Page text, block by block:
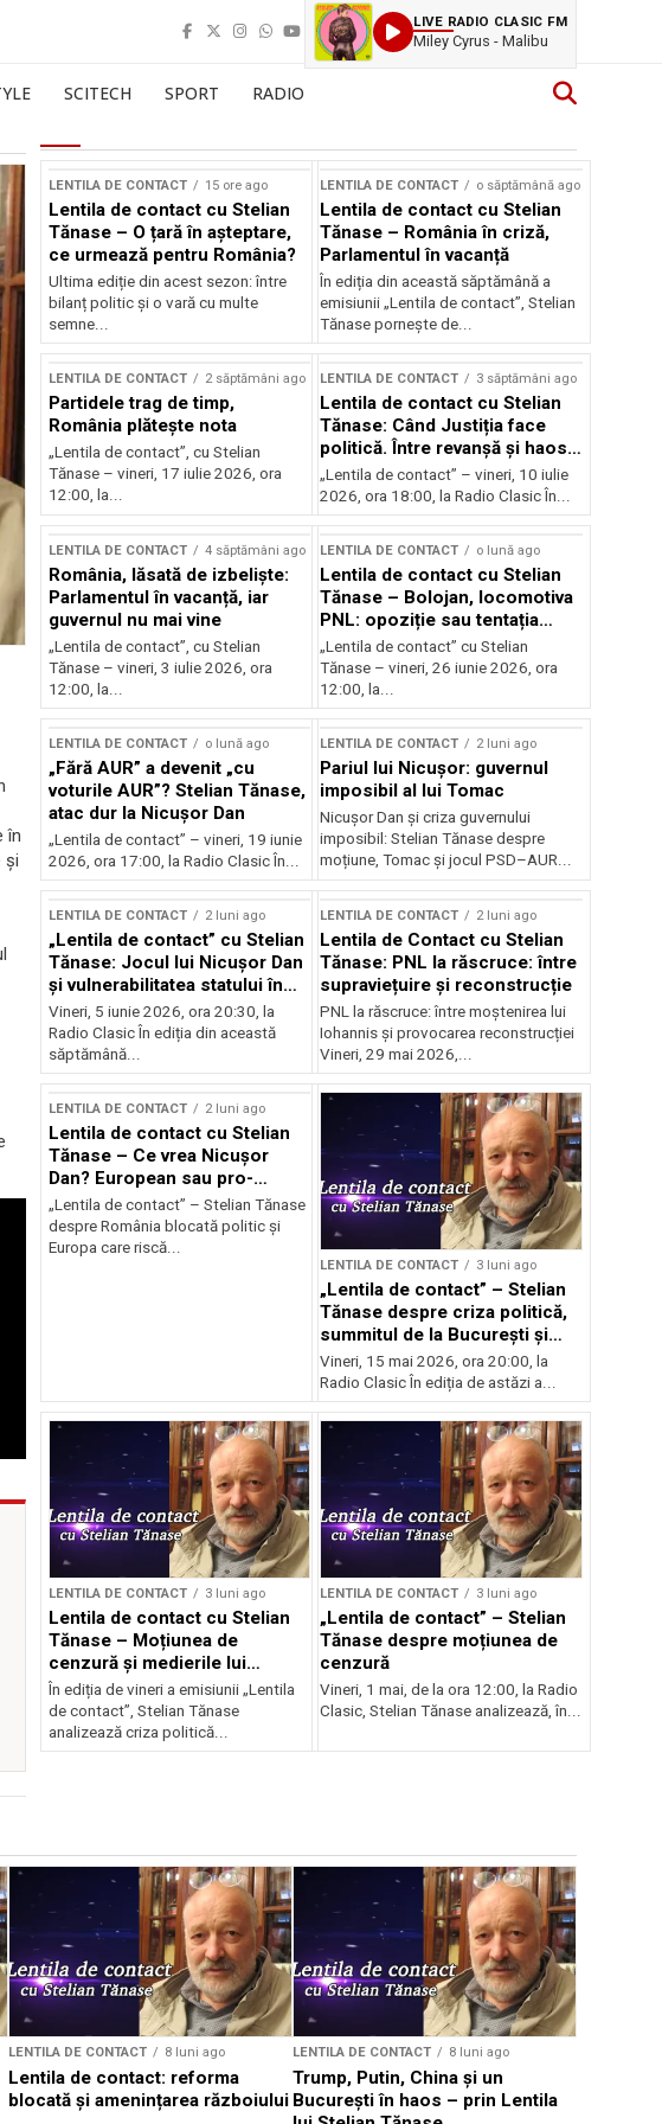
LIVE RADIO CLASIC FM
Miley Cyrus - Malibu
SCITECH SPORT RADIO
în
și
LENTILA DE CONTACT 15 ore ago
Lentila de contact cu Stelian
Tănase – O țară în așteptare,
ce urmează pentru România?
Ultima ediție din acest sezon: între
bilanț politic și o vară cu multe
semne...
LENTILA DE CONTACT o săptămână ago
Lentila de contact cu Stelian
Tănase – România în criză,
Parlamentul în vacanță
În ediția din această săptămână a
emisiunii „Lentila de contact”, Stelian
Tănase pornește de...
LENTILA DE CONTACT 2 săptămâni ago
Partidele trag de timp,
România plătește nota
„Lentila de contact”, cu Stelian
Tănase – vineri, 17 iulie 2026, ora
12:00, la...
LENTILA DE CONTACT 3 săptămâni ago
Lentila de contact cu Stelian
Tănase: Când Justiția face
politică. Între revanșă și haos
instituțional
„Lentila de contact” – vineri, 10 iulie
2026, ora 18:00, la Radio Clasic În...
LENTILA DE CONTACT 4 săptămâni ago
România, lăsată de izbeliște:
Parlamentul în vacanță, iar
guvernul nu mai vine
„Lentila de contact”, cu Stelian
Tănase – vineri, 3 iulie 2026, ora
12:00, la...
LENTILA DE CONTACT o lună ago
Lentila de contact cu Stelian
Tănase – Bolojan, locomotiva
PNL: opoziție sau tentația
puterii?
„Lentila de contact” cu Stelian
Tănase – vineri, 26 iunie 2026, ora
12:00, la...
LENTILA DE CONTACT o lună ago
„Fără AUR” a devenit „cu
voturile AUR”? Stelian Tănase,
atac dur la Nicușor Dan
„Lentila de contact” – vineri, 19 iunie
2026, ora 17:00, la Radio Clasic În...
LENTILA DE CONTACT 2 luni ago
Pariul lui Nicușor: guvernul
imposibil al lui Tomac
Nicușor Dan și criza guvernului
imposibil: Stelian Tănase despre
moțiune, Tomac și jocul PSD–AUR...
LENTILA DE CONTACT 2 luni ago
„Lentila de contact” cu Stelian
Tănase: Jocul lui Nicușor Dan
și vulnerabilitatea statului în
fața crizelor
Vineri, 5 iunie 2026, ora 20:30, la
Radio Clasic În ediția din această
săptămână...
LENTILA DE CONTACT 2 luni ago
Lentila de Contact cu Stelian
Tănase: PNL la răscruce: între
supraviețuire și reconstrucție
PNL la răscruce: între moștenirea lui
Iohannis și provocarea reconstrucției
Vineri, 29 mai 2026,...
LENTILA DE CONTACT 2 luni ago
Lentila de contact cu Stelian
Tănase – Ce vrea Nicușor
Dan? European sau pro-
occidental?
„Lentila de contact” – Stelian Tănase
despre România blocată politic și
Europa care riscă...
LENTILA DE CONTACT 3 luni ago
„Lentila de contact” – Stelian
Tănase despre criza politică,
summitul de la București și
ascensiunea lui Bolojan
Vineri, 15 mai 2026, ora 20:00, la
Radio Clasic În ediția de astăzi a...
LENTILA DE CONTACT 3 luni ago
Lentila de contact cu Stelian
Tănase – Moțiunea de
cenzură și medierile lui
Nicușor
În ediția de vineri a emisiunii „Lentila
de contact”, Stelian Tănase
analizează criza politică...
LENTILA DE CONTACT 3 luni ago
„Lentila de contact” – Stelian
Tănase despre moțiunea de
cenzură
Vineri, 1 mai, de la ora 12:00, la Radio
Clasic, Stelian Tănase analizează, în...
LENTILA DE CONTACT 8 luni ago
Lentila de contact: reforma
blocată și amenințarea războiului
LENTILA DE CONTACT 8 luni ago
Trump, Putin, China și un
București în haos – prin Lentila